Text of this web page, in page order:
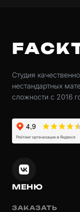
Студия
нестандартных
сложности с 2016
МЕНЮ
ЗАКАЗАТЬ